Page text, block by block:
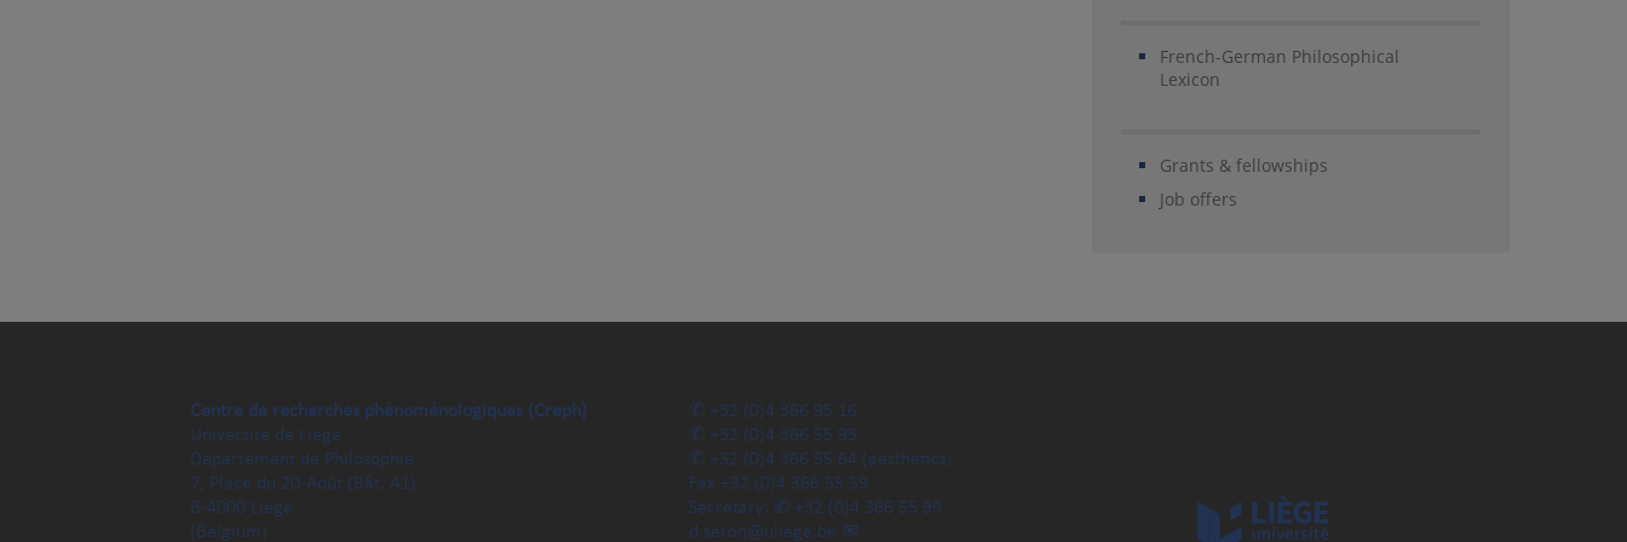
French-German Philosophical
Lexicon
Grants & fellowships
Job offers
Centre de recherches phénoménologiques (Creph)
Université de Liège
Département de Philosophie
7, Place du 20-Août (Bât. A1)
B-4000 Liège
(Belgium)
+32 (0)4 366 95 16
+32 (0)4 366 55 93
+32 (0)4 366 55 64 (aesthetics)
Fax +32 (0)4 366 55 59
Secretary:
+32 (0)4 366 55 99
d.seron@uliege.be